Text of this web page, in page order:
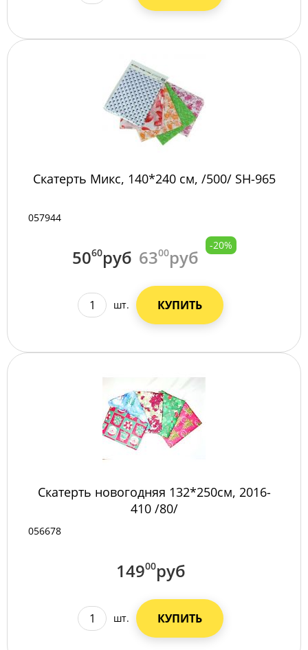
Скатерть Микс, 140*240 см, /500/ SН-965
057944
5060руб 6300руб
-20%
шт. КУПИТЬ
Скатерть новогодняя 132*250см, 2016-
410 /80/
056678
14900руб
шт. КУПИТЬ